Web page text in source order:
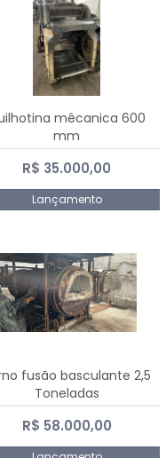
mêcanica 600
mm
R$ 35.000,00
Lançamento
fusão basculante 2,5
Toneladas
R$ 58.000,00